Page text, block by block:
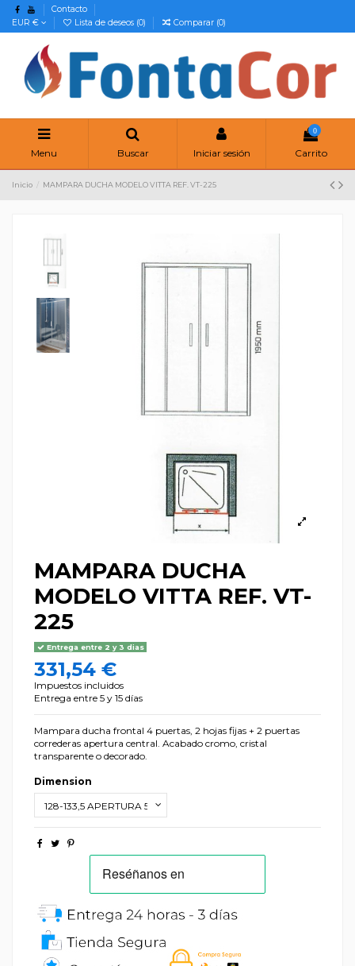
Contacto
EUR €
Lista de deseos (0) Comparar (0)
Menu Buscar Iniciar sesión
0
Carrito
Inicio MAMPARA DUCHA MODELO VITTA REF. VT-225
MAMPARA DUCHA
MODELO VITTA REF. VT-
225
Entrega entre 2 y 3 dias
331,54 €
Impuestos incluidos
Entrega entre 5 y 15 días
Mampara ducha frontal 4 puertas, 2 hojas fijas + 2 puertas
correderas apertura central. Acabado cromo, cristal
transparente o decorado.
Dimension